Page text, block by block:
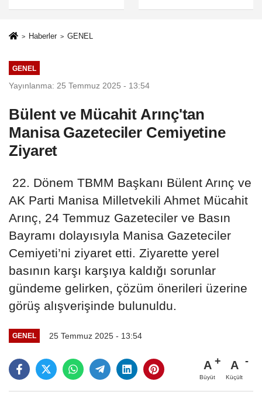
Desteği
Doğaya Salındı
Haberler GENEL
GENEL
Yayınlanma: 25 Temmuz 2025 - 13:54
Bülent ve Mücahit Arınç'tan
Manisa Gazeteciler Cemiyetine
Ziyaret
22. Dönem TBMM Başkanı Bülent Arınç ve
AK Parti Manisa Milletvekili Ahmet Mücahit
Arınç, 24 Temmuz Gazeteciler ve Basın
Bayramı dolayısıyla Manisa Gazeteciler
Cemiyeti’ni ziyaret etti. Ziyarette yerel
basının karşı karşıya kaldığı sorunlar
gündeme gelirken, çözüm önerileri üzerine
görüş alışverişinde bulunuldu.
GENEL 25 Temmuz 2025 - 13:54
A
Büyüt
A
Küçült